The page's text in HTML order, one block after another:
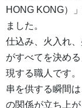
HONG KONG）
ました。
仕込み、火入れ
がすべてを決め
現する職人です。
串を供する瞬間
の関係が立ち上